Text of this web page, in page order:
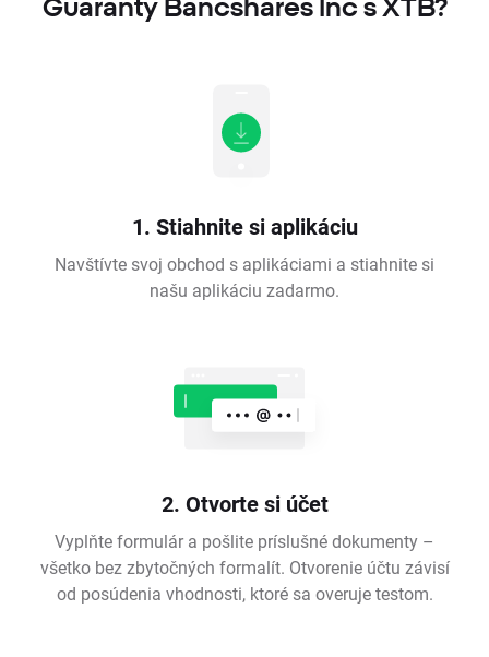
Guaranty Bancshares Inc s XTB?
1. Stiahnite si aplikáciu
Navštívte svoj obchod s aplikáciami a stiahnite si
našu aplikáciu zadarmo.
2. Otvorte si účet
Vyplňte formulár a pošlite príslušné dokumenty –
všetko bez zbytočných formalít. Otvorenie účtu závisí
od posúdenia vhodnosti, ktoré sa overuje testom.